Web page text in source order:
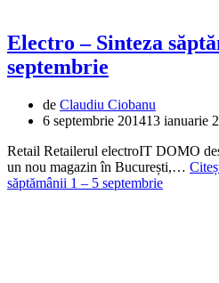
Electro – Sinteza
septembrie
de Claudiu Ciobanu
6 septembrie 201413 ianuarie
Retail Retailerul electroIT DOMO
un nou magazin în București,…
săptămânii 1 – 5 septembrie